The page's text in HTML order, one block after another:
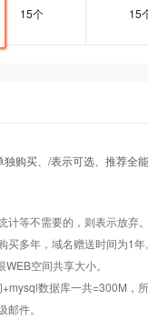
15个 15
Linux
独购买、/表示可选、推荐全
计等不需要的，则表示放弃
买多年，域名赠送时间为1年
空间共享大小。
数据库一共=300M，
件。